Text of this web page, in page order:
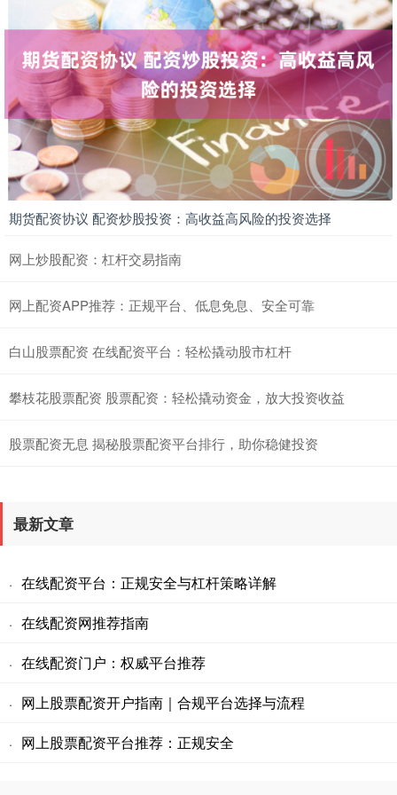
期货配资协议 配资炒股投资：高收益高风险的投资选择
网上炒股配资：杠杆交易指南
网上配资APP推荐：正规平台、低息免息、安全可靠
白山股票配资 在线配资平台：轻松撬动股市杠杆
攀枝花股票配资 股票配资：轻松撬动资金，放大投资收益
股票配资无息 揭秘股票配资平台排行，助你稳健投资
最新文章
· 在线配资平台：正规安全与杠杆策略详解
· 在线配资网推荐指南
· 在线配资门户：权威平台推荐
· 网上股票配资开户指南｜合规平台选择与流程
· 网上股票配资平台推荐：正规安全